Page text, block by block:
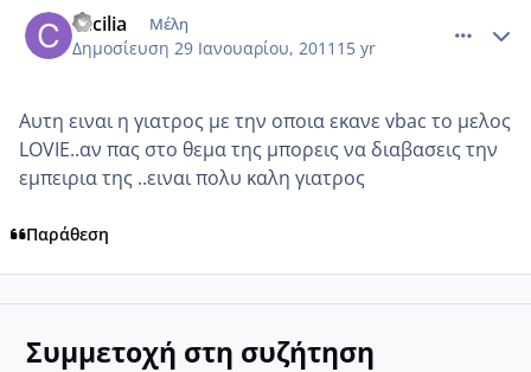
cecilia Μέλη
Δημοσίευση 29 Ιανουαρίου, 2011 15 yr
Αυτη ειναι η γιατρος με την οποια εκανε vbac το μελος
LOVIE..αν πας στο θεμα της μπορεις να διαβασεις την
εμπειρια της ..ειναι πολυ καλη γιατρος
Παράθεση
Συμμετοχή στη συζήτηση